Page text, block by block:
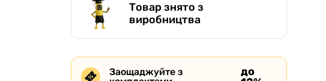
Товар знято з
виробництва
Заощаджуйте з
до